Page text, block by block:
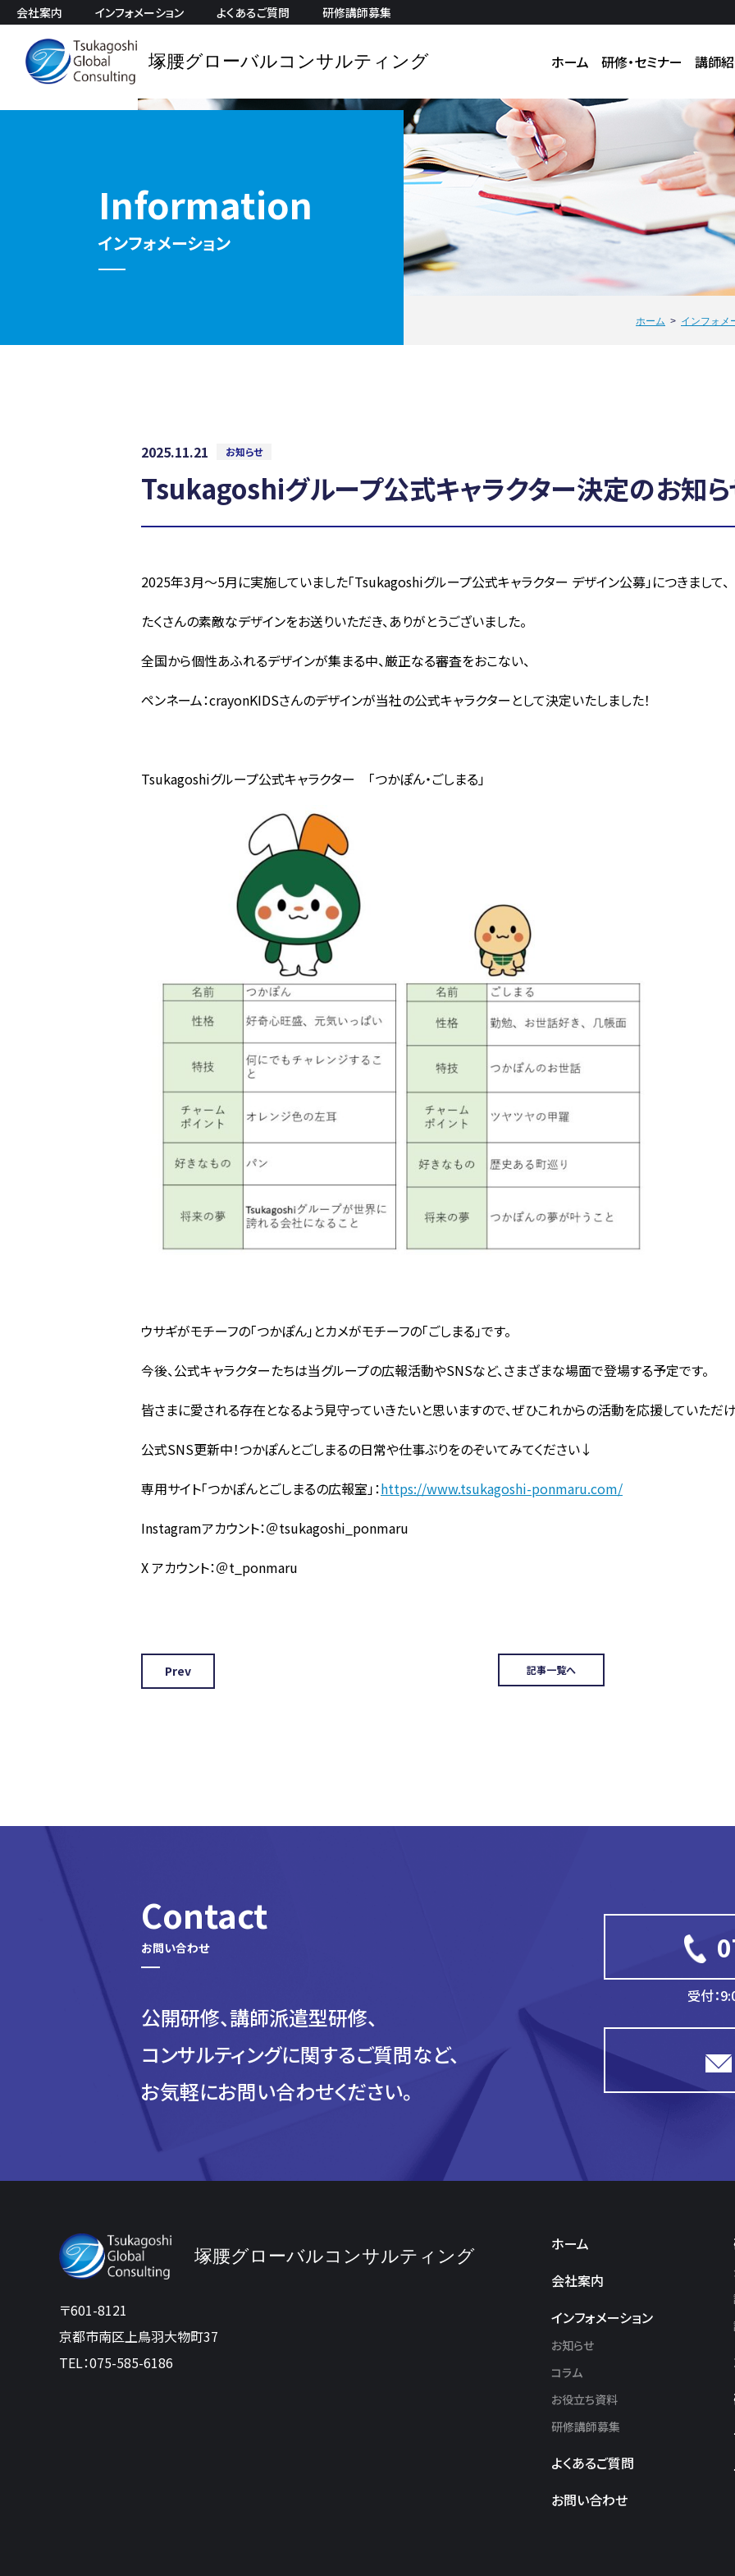
会社案内 インフォメーション よくあるご質問 研修講師募集
塚腰グローバルコンサルティング ホーム 研修・セミナー 講師
Information
インフォメーション
ホーム インフォメ
2025.11.21 お知らせ
Tsukagoshiグループ公式キャラクター決定のお知
2025年3月～5月に実施していました「Tsukagoshiグループ公式キャラクター デザイン公募」につきまして、
たくさんの素敵なデザインをお送りいただき、ありがとうございました。
全国から個性あふれるデザインが集まる中、厳正なる審査をおこない、
ペンネーム：crayonKIDSさんのデザインが当社の公式キャラクターとして決定いたしました！
Tsukagoshiグループ公式キャラクター 「つかぽん・ごしまる」
ウサギがモチーフの「つかぽん」とカメがモチーフの「ごしまる」です。
今後、公式キャラクターたちは当グループの広報活動やSNSなど、さまざまな場面で登場する予定です。
皆さまに愛される存在となるよう見守っていきたいと思いますので、ぜひこれからの活動を応援していただ
公式SNS更新中！つかぽんとごしまるの日常や仕事ぶりをのぞいてみてください↓
専用サイト「つかぽんとごしまるの広報室」：https://www.tsukagoshi-ponmaru.com/
Instagramアカウント：＠tsukagoshi_ponmaru
Xアカウント：＠t_ponmaru
Prev 記事一覧へ
Contact
公開研修、講師派遣型研修、
コンサルティングに関するご質問など、
お気軽にお問い合わせください。
受付：
塚腰グローバルコンサルティング
〒601-8121
京都市南区上鳥羽大物町37
TEL：075-585-6186
ホーム
会社案内
インフォメーション
お知らせ
コラム
お役立ち資料
研修講師募集
よくあるご質問
お問い合わせ